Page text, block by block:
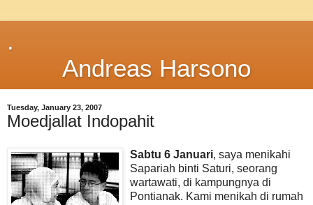
.
Andreas Harsono
Tuesday, January 23, 2007
Moedjallat Indopahit
Sabtu 6 Januari, saya menikahi
Sapariah binti Saturi, seorang
wartawati, di kampungnya di
Pontianak. Kami menikah di rumah